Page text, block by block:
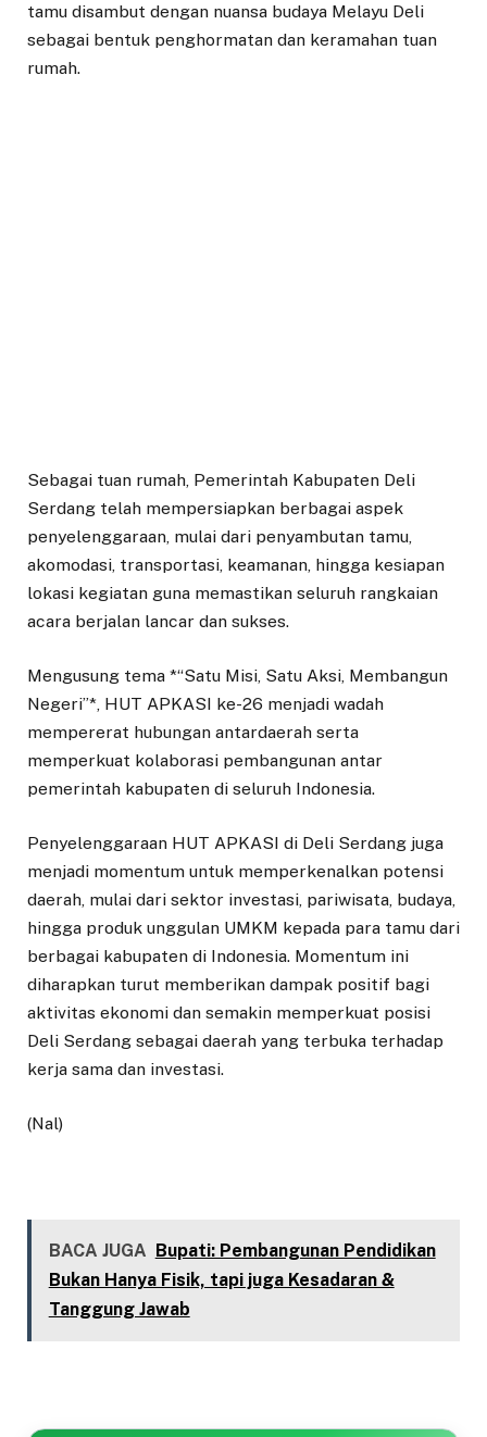
tamu disambut dengan nuansa budaya Melayu Deli
sebagai bentuk penghormatan dan keramahan tuan
rumah.
Sebagai tuan rumah, Pemerintah Kabupaten Deli
Serdang telah mempersiapkan berbagai aspek
penyelenggaraan, mulai dari penyambutan tamu,
akomodasi, transportasi, keamanan, hingga kesiapan
lokasi kegiatan guna memastikan seluruh rangkaian
acara berjalan lancar dan sukses.
Mengusung tema *“Satu Misi, Satu Aksi, Membangun
Negeri”*, HUT APKASI ke-26 menjadi wadah
mempererat hubungan antardaerah serta
memperkuat kolaborasi pembangunan antar
pemerintah kabupaten di seluruh Indonesia.
Penyelenggaraan HUT APKASI di Deli Serdang juga
menjadi momentum untuk memperkenalkan potensi
daerah, mulai dari sektor investasi, pariwisata, budaya,
hingga produk unggulan UMKM kepada para tamu dari
berbagai kabupaten di Indonesia. Momentum ini
diharapkan turut memberikan dampak positif bagi
aktivitas ekonomi dan semakin memperkuat posisi
Deli Serdang sebagai daerah yang terbuka terhadap
kerja sama dan investasi.
(Nal)
BACA JUGA
Bupati: Pembangunan Pendidikan
Bukan Hanya Fisik, tapi juga Kesadaran &
Tanggung Jawab